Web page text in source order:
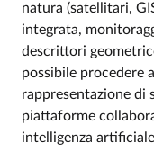
natura (satellitari,
integrata,
descrittori
possibile procedere
rappresentazione di
piattaforme
intelligenza